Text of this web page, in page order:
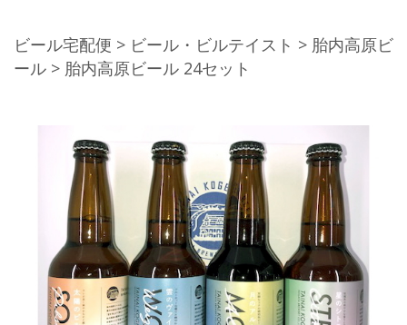
ビール宅配便 > ビール・ビルテイスト > 胎内高原ビ
ール > 胎内高原ビール 24セット